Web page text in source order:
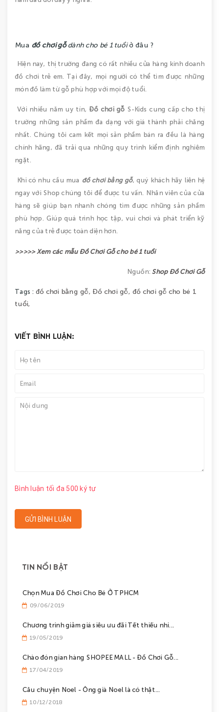
Mua đồ chơi gỗdành cho bé 1 tuổiở đâu ?
Hiện nay, thị trường đang có rất nhiều cửa hàng kinh doanh
đồ chơi trẻ em. Tại đây, mọi người có thể tìm được những
món đồ làm từ gỗ phù hợp với mọi độ tuổi.
Với nhiều năm uy tín, Đồ chơi gỗ S-Kids cung cấp cho thị
trường những sản phẩm đa dạng với giá thành phải chăng
nhất. Chúng tôi cam kết mọi sản phẩm bán ra đều là hàng
chính hãng, đã trải qua những quy trình kiểm định nghiêm
ngặt.
Khi có nhu cầu mua đồ chơi bằng gỗ, quý khách hãy liên hệ
ngay với Shop chúng tôi để được tư vấn. Nhân viên của cửa
hàng sẽ giúp bạn nhanh chóng tìm được những sản phẩm
phù hợp. Giúp quá trình học tập, vui chơi và phát triển kỹ
năng của trẻ được toàn diện hơn.
>>>>> Xem các mẫu Đồ Chơi Gỗ cho bé 1 tuổi
Nguồn: Shop Đồ Chơi Gỗ
Tags : đồ chơi bằng gỗ, Đồ chơi gỗ, đồ chơi gỗ cho bé 1
tuổi,
VIẾT BÌNH LUẬN:
Bình luận tối đa 500 ký tự
GỬI BÌNH LUẬN
TIN NỔI BẬT
Chọn Mua Đồ Chơi Cho Bé Ở TPHCM
09/06/2019
Chương trinh giảm giá siêu ưu đãi Tết thiếu nhi...
19/05/2019
Chào đón gian hàng SHOPEE MALL - Đồ Chơi Gỗ...
17/04/2019
Câu chuyện Noel - Ông già Noel là có thật...
10/12/2018